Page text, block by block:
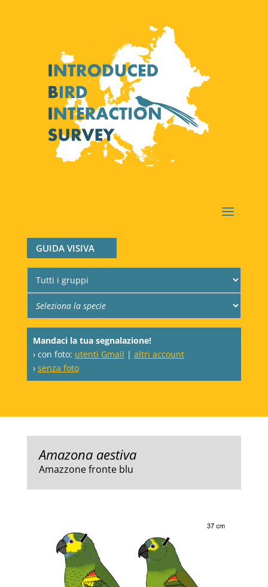
GUIDA VISIVA
Mandaci la tua segnalazione!
› con foto: utenti Gmail | altri account
› senza foto
Amazona aestiva
Amazzone fronte blu